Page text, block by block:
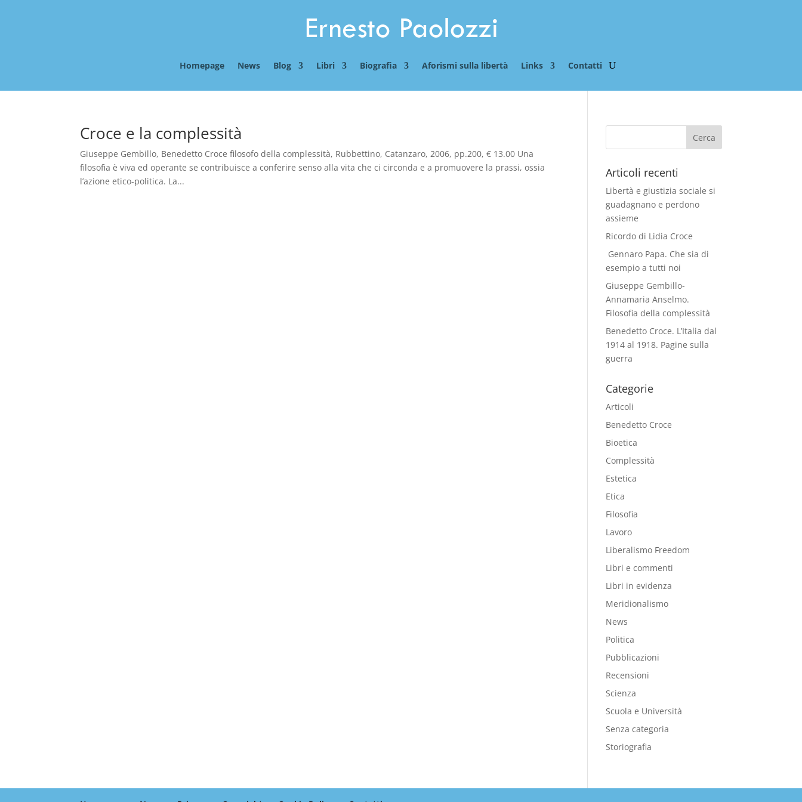
Homepage News Blog Libri Biografia Aforismi sulla libertà Links Contatti
Croce e la complessità
Giuseppe Gembillo, Benedetto Croce filosofo della complessità, Rubbettino, Catanzaro, 2006, pp.200, € 13.00 Una
filosofia è viva ed operante se contribuisce a conferire senso alla vita che ci circonda e a promuovere la prassi, ossia
l’azione etico-politica. La...
Articoli recenti
Libertà e giustizia sociale si
guadagnano e perdono
assieme
Ricordo di Lidia Croce
Gennaro Papa. Che sia di
esempio a tutti noi
Giuseppe Gembillo-
Annamaria Anselmo.
Filosofia della complessità
Benedetto Croce. L’Italia dal
1914 al 1918. Pagine sulla
guerra
Categorie
Articoli
Benedetto Croce
Bioetica
Complessità
Estetica
Etica
Filosofia
Lavoro
Liberalismo Freedom
Libri e commenti
Libri in evidenza
Meridionalismo
News
Politica
Pubblicazioni
Recensioni
Scienza
Scuola e Università
Senza categoria
Storiografia